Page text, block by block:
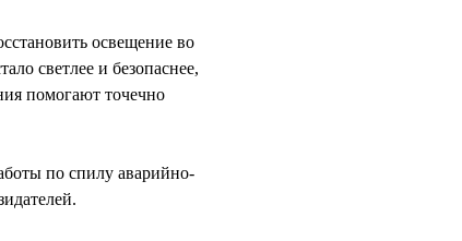
освещение во
светлее и безопаснее,
помогают точечно
по спилу аварийно-